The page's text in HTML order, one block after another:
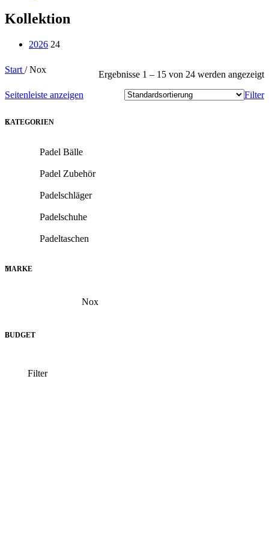
Kollektion
2026 24
Start / Nox
Ergebnisse 1 – 15 von 24 werden angezeigt
Seitenleiste anzeigen
Filter
KATEGORIEN
Padel Bälle
Padel Zubehör
Padelschläger
Padelschuhe
Padeltaschen
MARKE
Nox
BUDGET
Filter